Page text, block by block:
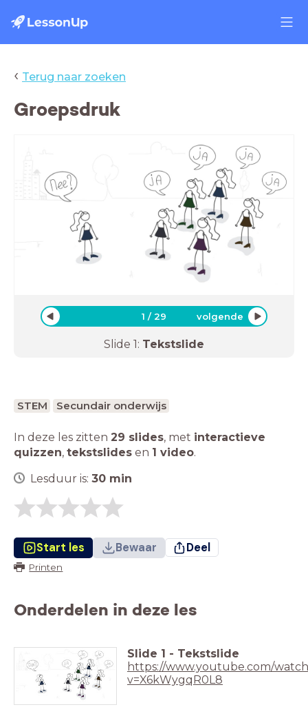
‹ Terug naar zoeken
Groepsdruk
1 /29 volgende
Slide 1: Tekstslide
STEM Secundair onderwijs
In deze les zitten 29 slides, met interactieve
quizzen, tekstslides en 1 video.
Lesduur is: 30 min
Start les Bewaar Deel
Printen
Onderdelen in deze les
Slide 1 - Tekstslide
https://www.youtube.com/
v=X6kWygqR0L8